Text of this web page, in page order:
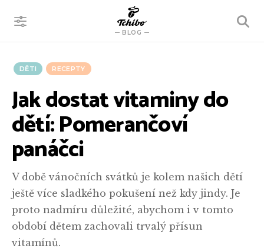
BLOG
VYHLEDÁVÁNÍ
DĚTI RECEPTY
Jak dostat vitaminy do
dětí: Pomerančoví
panáčci
V době vánočních svátků je kolem našich dětí
ještě více sladkého pokušení než kdy jindy. Je
proto nadmíru důležité, abychom i v tomto
období dětem zachovali trvalý přísun
vitamínů.